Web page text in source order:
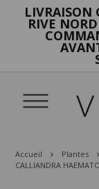
LIVRAISON
RIVE
Accueil Plantes
CALLIANDRA